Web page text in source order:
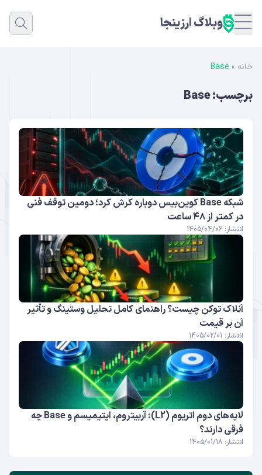
وبلاگ ارزینجا
خانه »
Base
برچسب:Base
شبکه Base کوین‌بیس دوباره کرش کرد؛ دومین توقف فنی
در کمتر از ۴۸ ساعت
انتشار: 1405/04/06
آنلاک توکن چیست؟ راهنمای کامل تحلیل وستینگ و تأثیر
آن بر قیمت
انتشار: 1405/02/01
لایه‌های دوم اتریوم (L2): آربیتروم، اپتیمیسم و Base چه
فرقی دارند؟
انتشار: 1405/01/18